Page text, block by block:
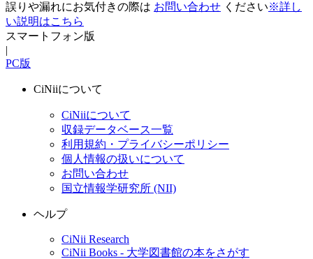
誤りや漏れにお気付きの際は お問い合わせ ください※詳し
い説明はこちら
スマートフォン版
|
PC版
CiNiiについて
CiNiiについて
収録データベース一覧
利用規約・プライバシーポリシー
個人情報の扱いについて
お問い合わせ
国立情報学研究所 (NII)
ヘルプ
CiNii Research
CiNii Books - 大学図書館の本をさがす